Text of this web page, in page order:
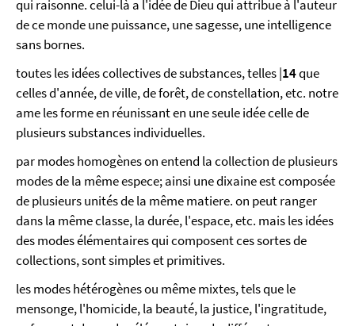
qui raisonne. celui-là a l'idée de Dieu qui attribue à l'auteur
de ce monde une puissance, une sagesse, une intelligence
sans bornes.
toutes les idées collectives de substances, telles |14que
celles d'année, de ville, de forêt, de constellation, etc. notre
ame les forme en réunissant en une seule idée celle de
plusieurs substances individuelles.
par modes homogènes on entend la collection de plusieurs
modes de la même espece; ainsi une dixaine est composée
de plusieurs unités de la même matiere. on peut ranger
dans la même classe, la durée, l'espace, etc. mais les idées
des modes élémentaires qui composent ces sortes de
collections, sont simples et primitives.
les modes hétérogènes ou même mixtes, tels que le
mensonge, l'homicide, la beauté, la justice, l'ingratitude,